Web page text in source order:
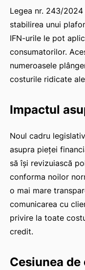
Legea nr. 243/
stabilirea unui
IFN-urile le pot
consumatorilor.
numeroasele
costurile ridicate
Impactul
Noul cadru
asupra pieței
să își revizuiască
conforma noilor
o mai mare
comunicarea cu
privire la toate
credit.
Cesiunea de